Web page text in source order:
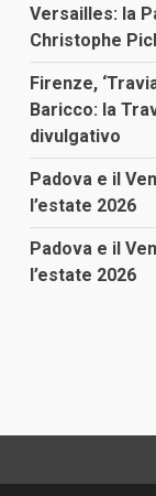
Versailles: la
Christophe
Firenze,
Baricco: la
divulgativo
Padova e il
l’estate 2026
Padova e il
l’estate 2026